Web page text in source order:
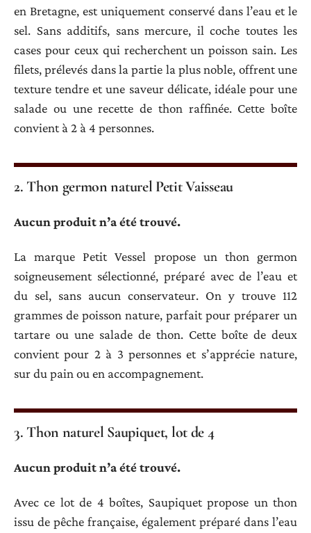
en Bretagne, est uniquement conservé dans l’eau et le
sel. Sans additifs, sans mercure, il coche toutes les
cases pour ceux qui recherchent un poisson sain. Les
filets, prélevés dans la partie la plus noble, offrent une
texture tendre et une saveur délicate, idéale pour une
salade ou une recette de thon raffinée. Cette boîte
convient à 2 à 4 personnes.
2. Thon germon naturel Petit Vaisseau
Aucun produit n’a été trouvé.
La marque Petit Vessel propose un thon germon
soigneusement sélectionné, préparé avec de l’eau et
du sel, sans aucun conservateur. On y trouve 112
grammes de poisson nature, parfait pour préparer un
tartare ou une salade de thon. Cette boîte de deux
convient pour 2 à 3 personnes et s’apprécie nature,
sur du pain ou en accompagnement.
3. Thon naturel Saupiquet, lot de 4
Aucun produit n’a été trouvé.
Avec ce lot de 4 boîtes, Saupiquet propose un thon
issu de pêche française, également préparé dans l’eau